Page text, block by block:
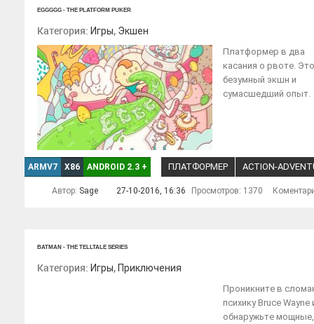
EGGGGG - THE PLATFORM PUKER
Категория: Игры, Экшен
Платформер в два
касания о рвоте. Это
безумный экшн и
сумасшедший опыт.
ARMV7 X86 ANDROID 2.3 + ПЛАТФОРМЕР ACTION-
Автор: Sage 27-10-2016, 16:36 Просмотров: 1370
BATMAN - THE TELLTALE SERIES
Категория: Игры, Приключения
Проникните в
психику Bruce Wayne
обнаружьте мощные,